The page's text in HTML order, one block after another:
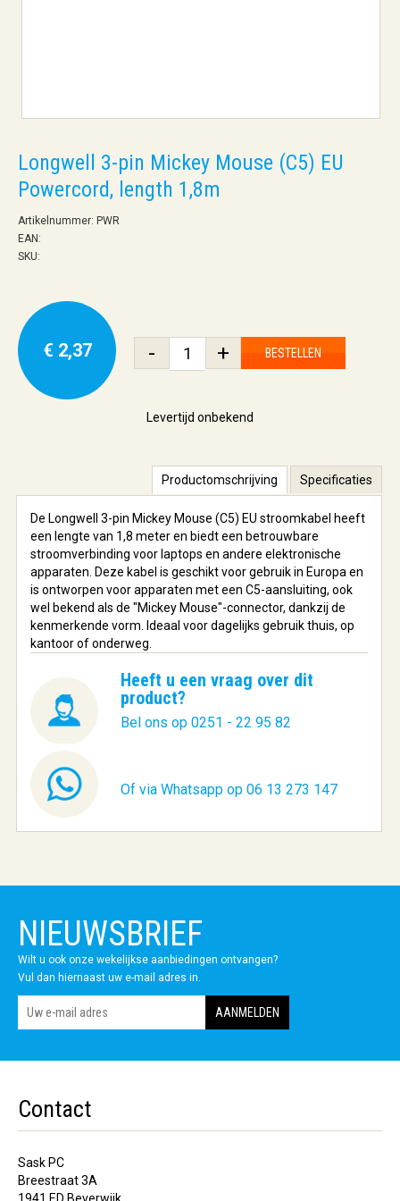
Longwell 3-pin Mickey Mouse (C5) EU
Powercord, length 1,8m
Artikelnummer: PWR
EAN:
SKU:
€ 2,37 - + BESTELLEN
Levertijd onbekend
Productomschrijving Specificaties
De Longwell 3-pin Mickey Mouse (C5) EU stroomkabel heeft
een lengte van 1,8 meter en biedt een betrouwbare
stroomverbinding voor laptops en andere elektronische
apparaten. Deze kabel is geschikt voor gebruik in Europa en
is ontworpen voor apparaten met een C5-aansluiting, ook
wel bekend als de "Mickey Mouse"-connector, dankzij de
kenmerkende vorm. Ideaal voor dagelijks gebruik thuis, op
kantoor of onderweg.
Heeft u een vraag over dit
product?
Bel ons op 0251 - 22 95 82
Of via Whatsapp op 06 13 273 147
NIEUWSBRIEF
Wilt u ook onze wekelijkse aanbiedingen ontvangen?
Vul dan hiernaast uw e-mail adres in.
Contact
Sask PC
Breestraat 3A